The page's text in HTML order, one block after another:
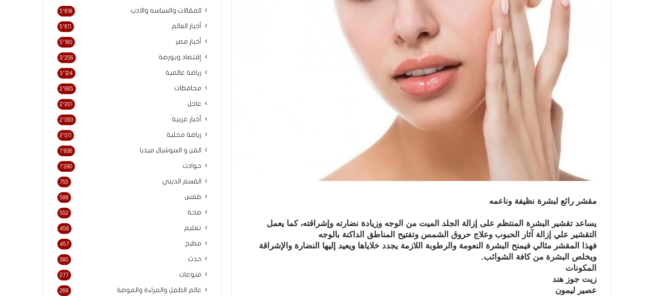
مقشر رائع لبشرة نظيفة وناعمه
يساعد تقشير البشرة المنتظم على إزالة الجلد الميت من الوجه وزيادة نضارته وإشراقته، كما يعمل
التقشير علي إزالة آثار الحبوب وعلاج حروق الشمس وتفتيح المناطق الداكنة بالوجه
فهذا المقشر مثالي فيمنح البشرة النعومة والرطوبة اللازمة يجدد خلاياها ويعيد إليها النضارة والإشراقة
ويخلص البشرة من كافة الشوائب.
المكونات
زيت جوز هند
عصير ليمون
المقالات والسياسه والادب 5٬618
أخبار العالم 5٬611
أخبار مصر 5٬160
إقتصاد وبورصة 3٬256
رياضة عالمية 3٬124
محافظات 2٬665
عاجل 2٬201
أخبار عربية 2٬093
رياضة محلية 2٬011
الفن و السوشيال ميديا 1٬936
حوادث 1٬290
القسم الديني 755
طقس 588
صحة 552
تعليم 458
مطبخ 457
حدث 380
منوعات 277
عالم الطفل والمراءة والموضة 268